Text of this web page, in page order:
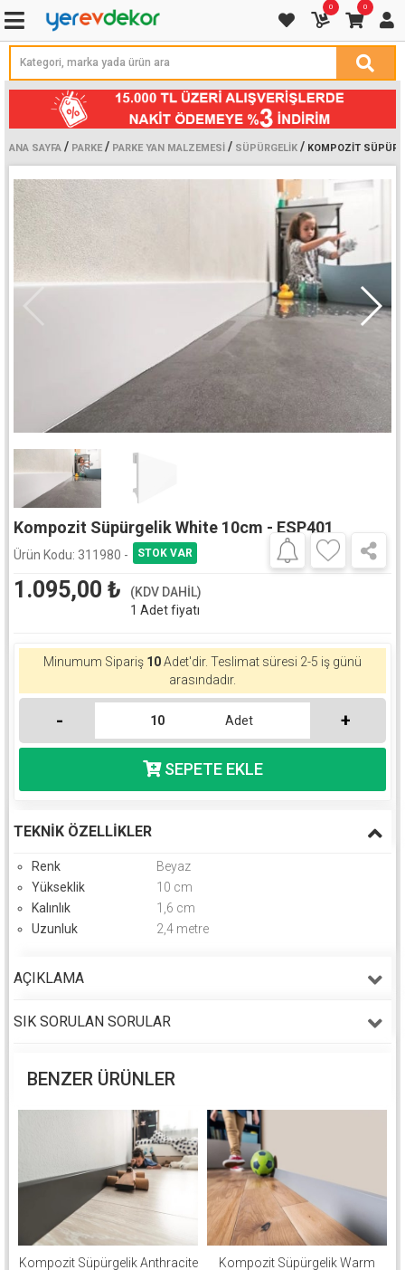
0 0
ANA SAYFA / PARKE / PARKE YAN MALZEMESI / SÜPÜRGELIK / KOMPOZIT
Kompozit Süpürgelik White 10cm - ESP401
Ürün Kodu: 311980 -
1.095,00 ₺
(KDV DAHİL)
1 Adet fiyatı
Minumum Sipariş 10Adet'dir. Teslimat süresi 2-5 iş günü
arasındadır.
- Adet +
TEKNIK ÖZELLIKLER
Renk
Beyaz
Yükseklik
10 cm
Kalınlık
1,6 cm
Uzunluk
2,4 metre
AÇIKLAMA
SIK SORULAN SORULAR
BENZER ÜRÜNLER
Kompozit Süpürgelik Anthracite
Kompozit Süpürgelik Warm